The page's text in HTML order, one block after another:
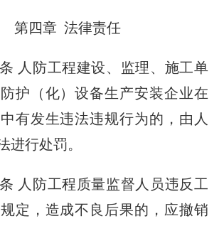
第四章 法律责任
防工程建设、监理、施工单
护（化）设备生产安装企业在
有发生违法违规行为的，由人
进行处罚。
防工程质量监督人员违反工
定，造成不良后果的，应撤销